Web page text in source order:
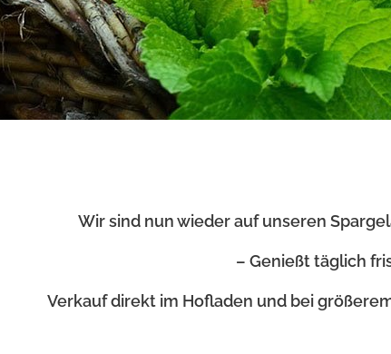
Wir sind nun wieder auf unseren
– Genießt täglich
Verkauf direkt im Hofladen und bei